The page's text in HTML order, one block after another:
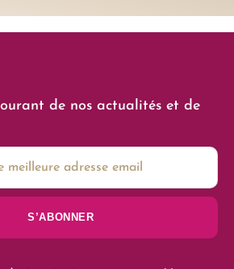
de nos actualités et de
S’ABONNER